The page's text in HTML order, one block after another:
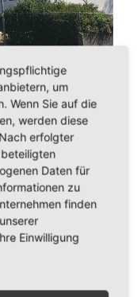
um
Wenn Sie auf die
werden diese
erfolgter
Daten für
zu
finden
Einwilligung